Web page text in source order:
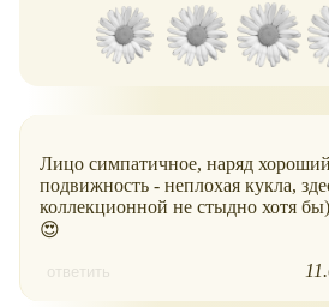
Лицо симпатичное, наряд
подвижность - неплохая кукла,
коллекционной не стыдно хотя
😍
ответить